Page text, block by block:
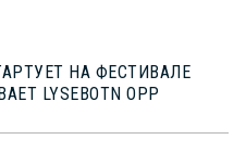
НА ФЕСТИВАЛЕ
LYSEBOTN OPP